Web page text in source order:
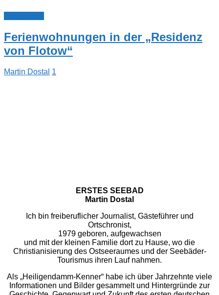
Ferienwohnungen in der „Residenz
von Flotow“
Martin Dostal 1
ERSTES SEEBAD
Martin Dostal
Ich bin freiberuflicher Journalist, Gästeführer und
Ortschronist,
1979 geboren, aufgewachsen
und mit der kleinen Familie dort zu Hause, wo die
Christianisierung des Ostseeraumes und der Seebäder-
Tourismus ihren Lauf nahmen.
Als „Heiligendamm-Kenner“ habe ich über Jahrzehnte viele
Informationen und Bilder gesammelt und Hintergründe zur